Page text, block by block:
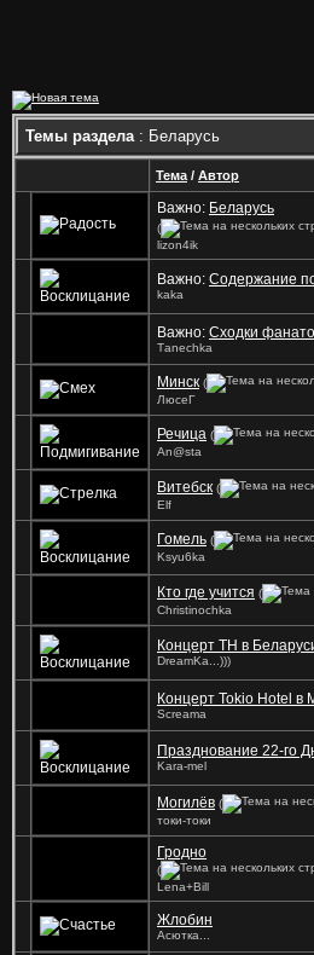
Темы раздела: Беларусь
Тема / Автор
Важно: Беларусь
(
lizon4ik
Важно: Содержание
kaka
Важно: Сходки
Tаnechka
Минск (
ЛюсеГ
Речица (
An@sta
Витебск (
Elf
Гомель (
Ksyu6ka
Кто где учится (
Christinochka
Концерт ТН в
DreamKa...)))
Концерт Tokio Hotel в
Screama
Празднование 22-го
Kara-mel
Могилёв (
токи-токи
Гродно
(
Lena+Bill
Жлобин
Асютка...